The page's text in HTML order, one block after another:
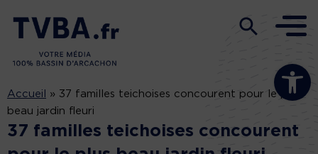
Ouvrir la
Accueil » 37 familles teichoises concourent pour le plus
beau jardin fleuri
37 familles teichoises concourent